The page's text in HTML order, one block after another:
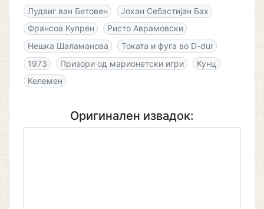
Лудвиг ван Бетовен
Јохан Себастијан Бах
Франсоа Купрен
Ристо Аврамовски
Нешка Шаламанова
Токата и фуга во D-dur
1973
Призори од марионетски игри
Кунц
Келемен
Оригинален извадок: